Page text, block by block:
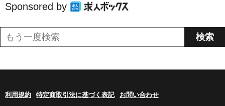
Sponsored by
利用規約 特定商取引法に基づく表記 お問い合わせ